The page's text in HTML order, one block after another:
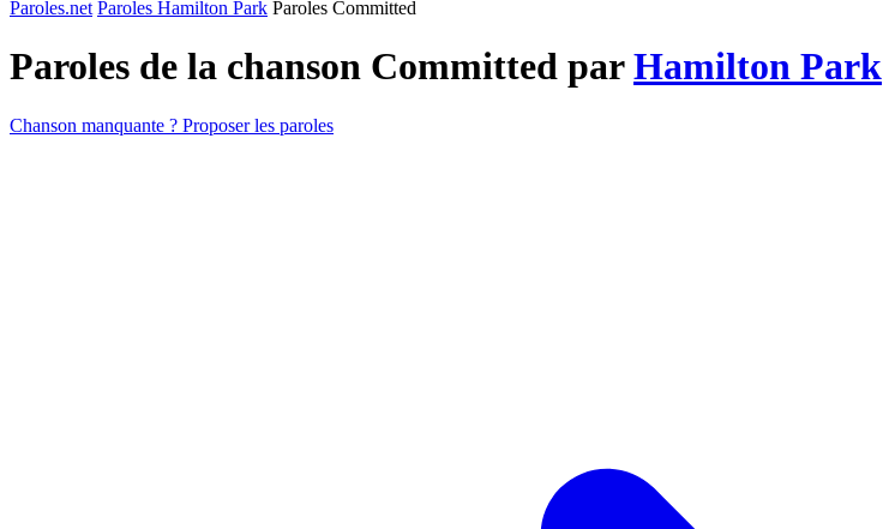
Paroles.net Paroles Hamilton Park Paroles Committed
Paroles de la chanson Committed parHamilton Park
Chanson manquante ? Proposer les paroles